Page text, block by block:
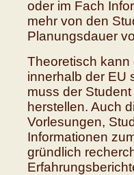
oder im Fach
mehr von den
Planungsdauer
Theoretisch kann
innerhalb der EU
muss der
herstellen. Auch
Vorlesungen,
Informationen
gründlich